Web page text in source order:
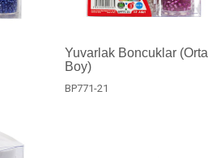
Yuvarlak Boncuklar (Orta
Boy)
BP771-21